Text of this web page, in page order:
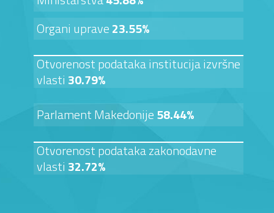
Organi uprave23.55%
Otvorenost podataka institucija izvršne
vlasti 30.79%
Parlament Makedonije58.44%
Otvorenost podataka zakonodavne
vlasti 32.72%